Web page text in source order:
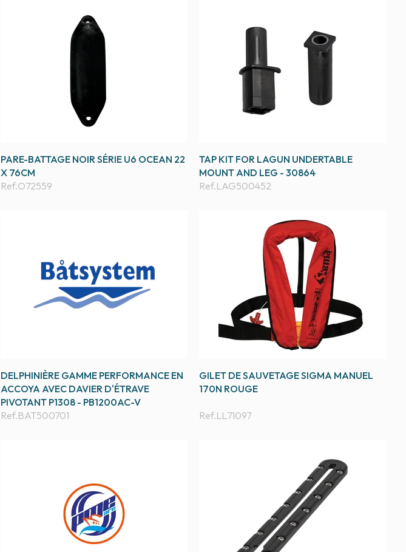
PARE-BATTAGE NOIR SÉRIE U6 OCEAN 22
X 76CM
Ref.O72559
TAP KIT FOR LAGUN UNDERTABLE
MOUNT AND LEG - 30864
Ref.LAG500452
DELPHINIÈRE GAMME PERFORMANCE EN
ACCOYA AVEC DAVIER D'ÉTRAVE
PIVOTANT P1308 - PB1200AC-V
Ref.BAT500701
GILET DE SAUVETAGE SIGMA MANUEL
170N ROUGE
Ref.LL71097